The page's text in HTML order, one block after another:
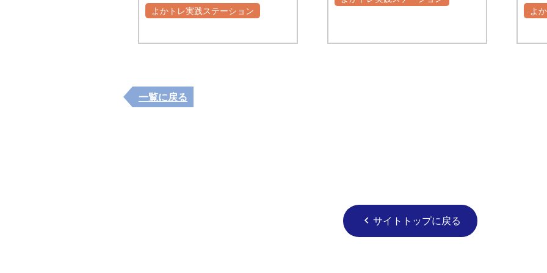
よかトレ実践ステーション
よ
一覧に戻る
chevron_left サイトトップに戻る